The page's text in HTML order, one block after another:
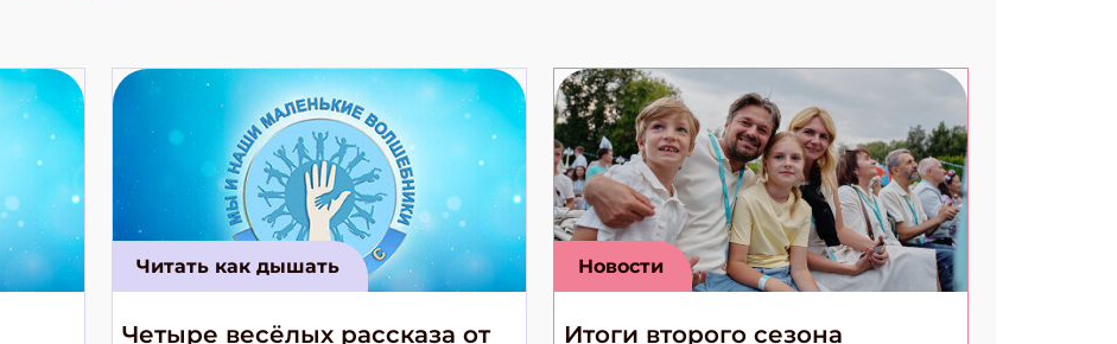
Читать как дышать
Четыре весёлых рассказа от
Новости
Итоги второго сезона